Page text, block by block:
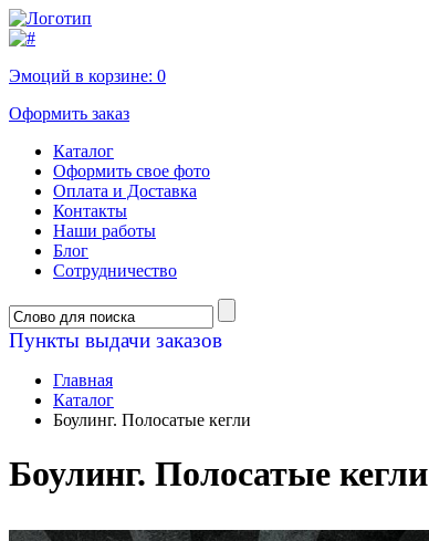
Эмоций в корзине: 0
Оформить заказ
Каталог
Оформить свое фото
Оплата и Доставка
Контакты
Наши работы
Блог
Сотрудничество
Пункты выдачи заказов
Главная
Каталог
Боулинг. Полосатые кегли
Боулинг. Полосатые кегли